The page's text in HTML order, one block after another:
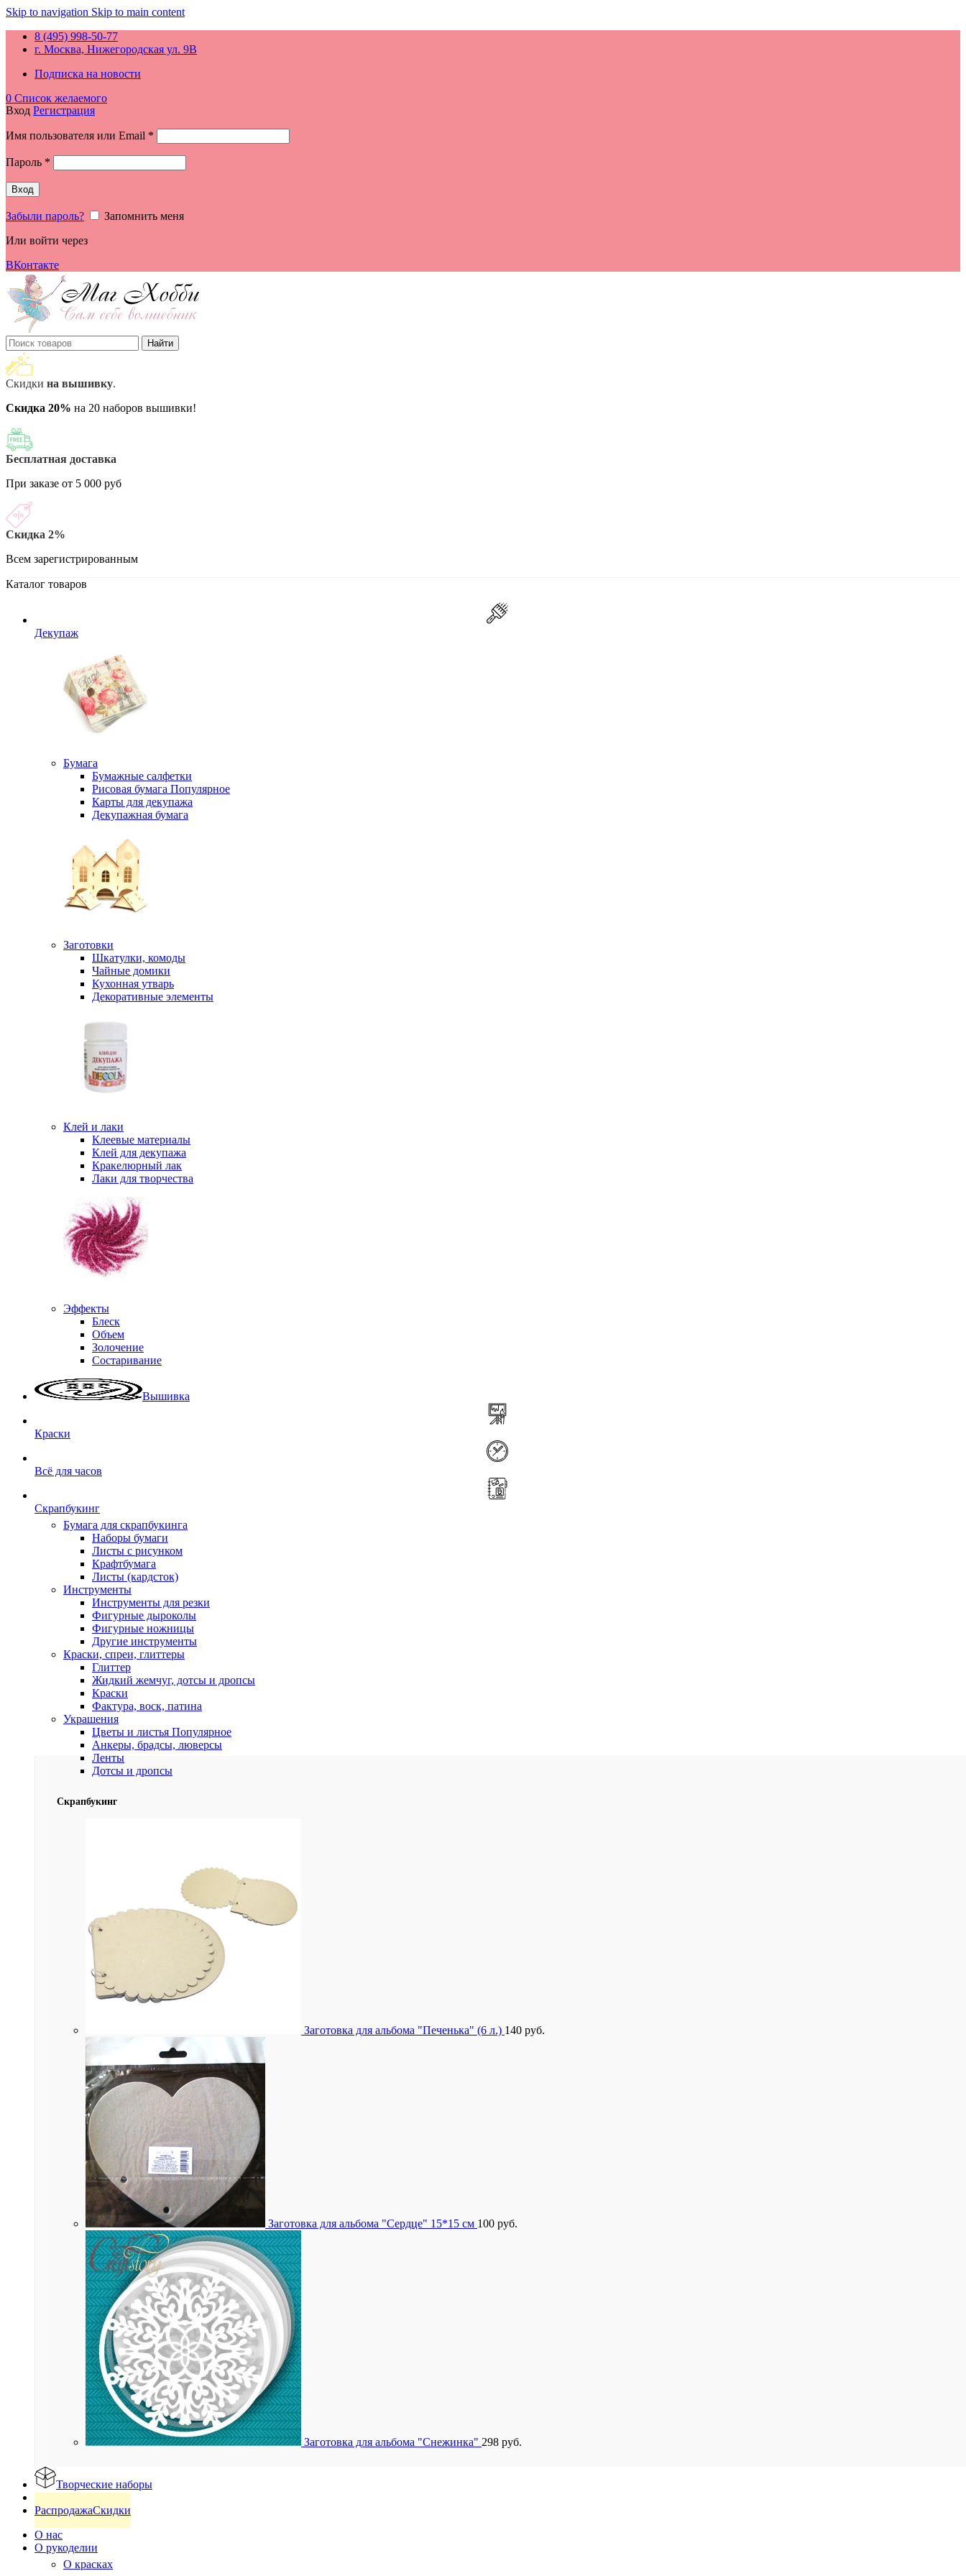
Skip to navigation Skip to main content
8 (495) 998-50-77
г. Москва, Нижегородская ул. 9В
Подписка на новости
0 Список желаемого
Вход Регистрация
Имя пользователя или Email *
Пароль *
Вход
Забыли пароль?
Запомнить меня
Или войти через
ВКонтакте
Найти
Скидки на вышивку.
Скидка 20% на 20 наборов вышивки!
Бесплатная доставка
При заказе от 5 000 руб
Скидка 2%
Всем зарегистрированным
Каталог товаров
Декупаж
Бумага
Бумажные салфетки
Рисовая бумага Популярное
Карты для декупажа
Декупажная бумага
Заготовки
Шкатулки, комоды
Чайные домики
Кухонная утварь
Декоративные элементы
Клей и лаки
Клеевые материалы
Клей для декупажа
Кракелюрный лак
Лаки для творчества
Эффекты
Блеск
Объем
Золочение
Состаривание
Вышивка
Краски
Всё для часов
Скрапбукинг
Бумага для скрапбукинга
Наборы бумаги
Листы с рисунком
Крафтбумага
Листы (кардсток)
Инструменты
Инструменты для резки
Фигурные дыроколы
Фигурные ножницы
Другие инструменты
Краски, спреи, глиттеры
Глиттер
Жидкий жемчуг, дотсы и дропсы
Краски
Фактура, воск, патина
Украшения
Цветы и листья Популярное
Анкеры, брадсы, люверсы
Ленты
Дотсы и дропсы
Скрапбукинг
Заготовка для альбома "Печенька" (6 л.) 140 руб.
Заготовка для альбома "Сердце" 15*15 см 100 руб.
Заготовка для альбома "Снежинка" 298 руб.
Творческие наборы
РаспродажаСкидки
О нас
О рукоделии
О красках